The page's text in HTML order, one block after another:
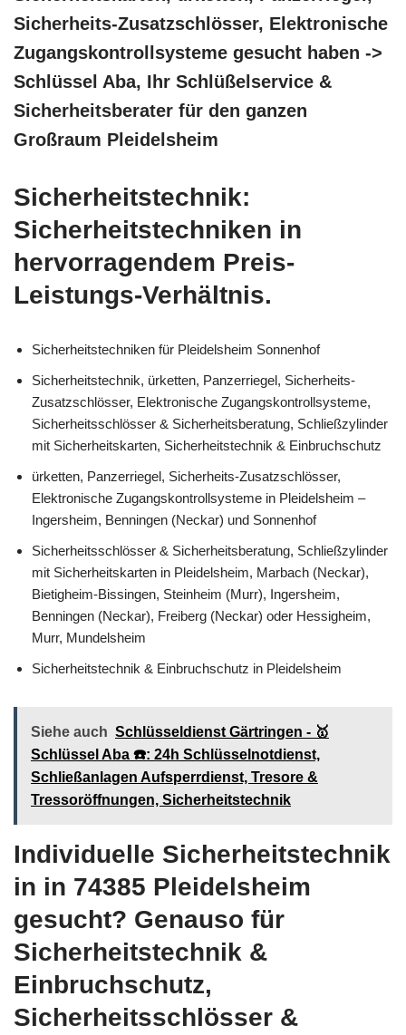
Sicherheits-Zusatzschlösser, Elektronische
Zugangskontrollsysteme gesucht haben ->
Schlüssel Aba, Ihr Schlüßelservice &
Sicherheitsberater für den ganzen
Großraum Pleidelsheim
Sicherheitstechnik:
Sicherheitstechniken in
hervorragendem Preis-
Leistungs-Verhältnis.
Sicherheitstechniken für Pleidelsheim Sonnenhof
Sicherheitstechnik, ürketten, Panzerriegel, Sicherheits-
Zusatzschlösser, Elektronische Zugangskontrollsysteme,
Sicherheitsschlösser & Sicherheitsberatung, Schließzylinder
mit Sicherheitskarten, Sicherheitstechnik & Einbruchschutz
ürketten, Panzerriegel, Sicherheits-Zusatzschlösser,
Elektronische Zugangskontrollsysteme in Pleidelsheim –
Ingersheim, Benningen (Neckar) und Sonnenhof
Sicherheitsschlösser & Sicherheitsberatung, Schließzylinder
mit Sicherheitskarten in Pleidelsheim, Marbach (Neckar),
Bietigheim-Bissingen, Steinheim (Murr), Ingersheim,
Benningen (Neckar), Freiberg (Neckar) oder Hessigheim,
Murr, Mundelsheim
Sicherheitstechnik & Einbruchschutz in Pleidelsheim
Siehe auch Schlüsseldienst Gärtringen - 🥇
Schlüssel Aba ☎️: 24h Schlüsselnotdienst,
Schließanlagen Aufsperrdienst, Tresore &
Tressoröffnungen, Sicherheitstechnik
Individuelle Sicherheitstechnik
in in 74385 Pleidelsheim
gesucht? Genauso für
Sicherheitstechnik &
Einbruchschutz,
Sicherheitsschlösser &